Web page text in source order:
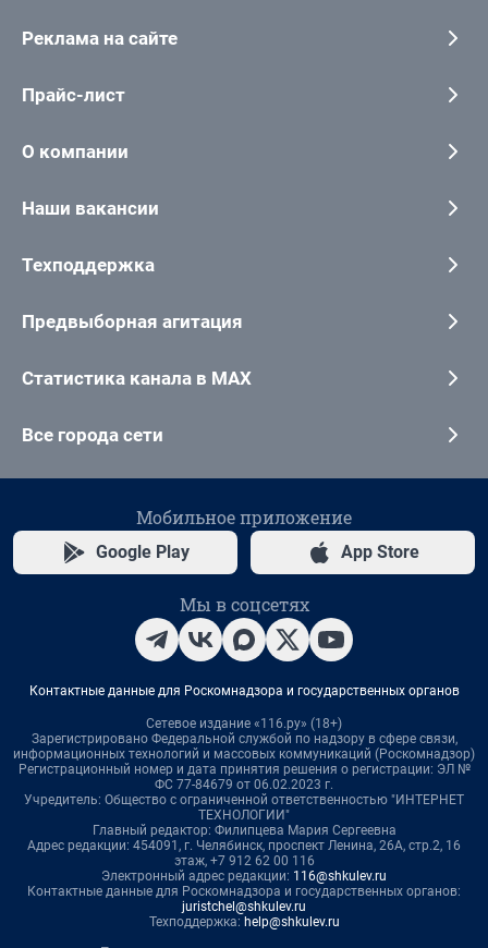
Реклама на сайте
Прайс-лист
О компании
Наши вакансии
Техподдержка
Предвыборная агитация
Статистика канала в MAX
Все города сети
Мобильное приложение
Google Play App Store
Мы в соцсетях
Контактные данные для Роскомнадзора и государственных органов
Сетевое издание «116.ру» (18+)
Зарегистрировано Федеральной службой по надзору в сфере связи,
информационных технологий и массовых коммуникаций (Роскомнадзор)
Регистрационный номер и дата принятия решения о регистрации: ЭЛ №
ФС 77-84679 от 06.02.2023 г.
Учредитель: Общество с ограниченной ответственностью "ИНТЕРНЕТ
ТЕХНОЛОГИИ"
Главный редактор: Филипцева Мария Сергеевна
Адрес редакции: 454091, г. Челябинск, проспект Ленина, 26А, стр.2, 16
этаж, +7 912 62 00 116
Электронный адрес редакции: 116@shkulev.ru
Контактные данные для Роскомнадзора и государственных органов:
juristchel@shkulev.ru
Техподдержка: help@shkulev.ru